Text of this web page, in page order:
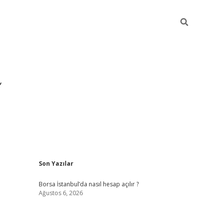
Sidebar
Son Yazılar
Borsa İstanbul’da nasıl hesap açılır ?
Ağustos 6, 2026